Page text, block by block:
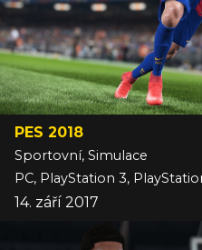
PES 2018
Sportovní, Simulace
PC, PlayStation 3,
14. září 2017